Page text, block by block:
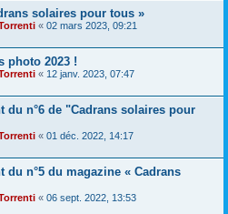
solaires pour tous »
« 02 mars 2023, 09:21
photo 2023 !
« 12 janv. 2023, 07:47
du n°6 de "Cadrans solaires pour
« 01 déc. 2022, 14:17
du n°5 du magazine « Cadrans
« 06 sept. 2022, 13:53